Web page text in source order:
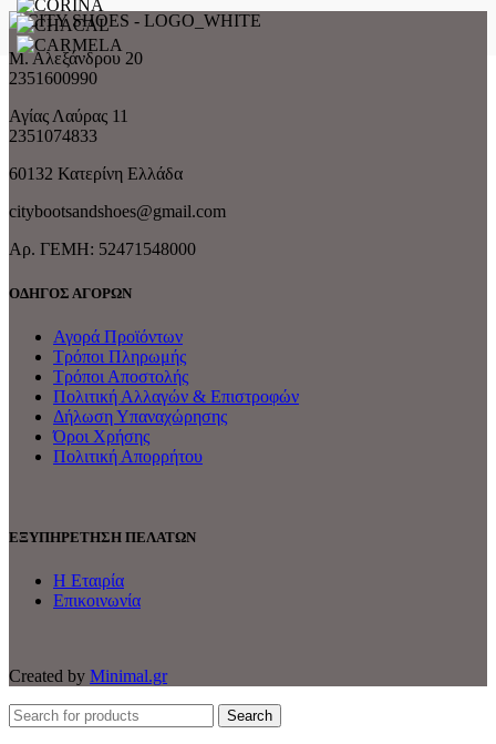
Μ. Αλεξάνδρου 20
2351600990
Αγίας Λαύρας 11
2351074833
60132 Κατερίνη Ελλάδα
citybootsandshoes@gmail.com
Aρ. ΓΕΜΗ: 52471548000
ΟΔΗΓΟΣ ΑΓΟΡΩΝ
Αγορά Προϊόντων
Τρόποι Πληρωμής
Τρόποι Αποστολής
Πολιτική Αλλαγών & Επιστροφών
Δήλωση Υπαναχώρησης
Όροι Χρήσης
Πολιτική Απορρήτου
ΕΞΥΠΗΡΕΤΗΣΗ ΠΕΛΑΤΩΝ
Η Εταιρία
Επικοινωνία
Created by Minimal.gr
Search